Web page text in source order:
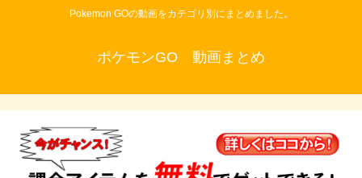
Pokemon GOの動画をカテゴリ別にまとめました。
ポケモンGO 動画まとめ